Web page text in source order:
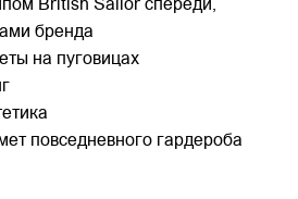
British Sailor спереди,
бренда
на пуговицах
повседневного гардероба